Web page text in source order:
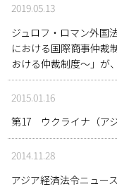
2019.05.13
ジュロフ・ロマン外国
における国際商事仲裁
おける仲裁制度～」が
2015.01.16
第17 ウクライナ（アジ
2014.11.28
アジア経済法令ニュー